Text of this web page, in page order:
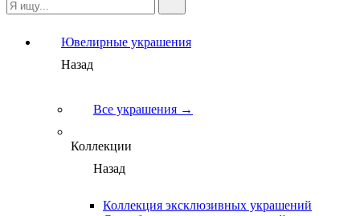
Ювелирные украшения
Назад
Все украшения →
Коллекции
Назад
Коллекция эксклюзивных украшений